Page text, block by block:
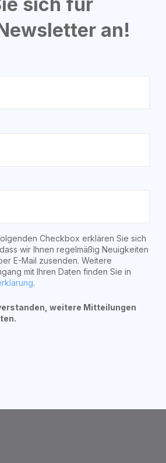
an!
Checkbox erklären Sie sich
wir Ihnen regelmäßig Neuigkeiten
E-Mail zusenden. Weitere
mit Ihren Daten finden Sie in
.
weitere Mitteilungen